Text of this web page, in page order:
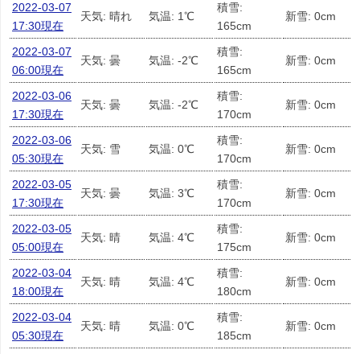
2022-03-07
17:30現在
天気: 晴れ 気温: 1℃
積雪:
165cm
新雪: 0cm
2022-03-07
06:00現在
天気: 曇 気温: -2℃
積雪:
165cm
新雪: 0cm
2022-03-06
17:30現在
天気: 曇 気温: -2℃
積雪:
170cm
新雪: 0cm
2022-03-06
05:30現在
天気: 雪 気温: 0℃
積雪:
170cm
新雪: 0cm
2022-03-05
17:30現在
天気: 曇 気温: 3℃
積雪:
170cm
新雪: 0cm
2022-03-05
05:00現在
天気: 晴 気温: 4℃
積雪:
175cm
新雪: 0cm
2022-03-04
18:00現在
天気: 晴 気温: 4℃
積雪:
180cm
新雪: 0cm
2022-03-04
05:30現在
天気: 晴 気温: 0℃
積雪:
185cm
新雪: 0cm